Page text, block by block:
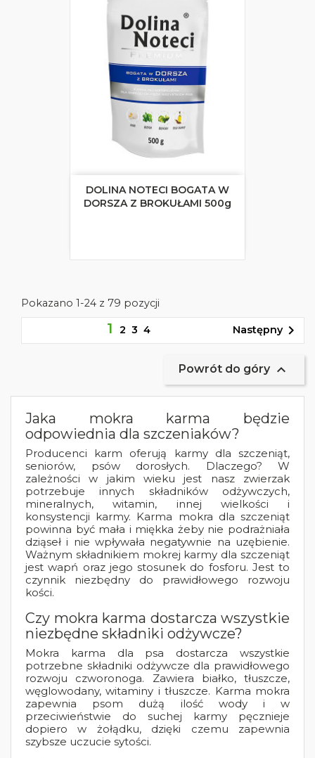
DOLINA NOTECI BOGATA W
DORSZA Z BROKUŁAMI 500g
Pokazano 1-24 z 79 pozycji
1 2 3 4 Następny
Powrót do góry 
Jaka mokra karma będzie
odpowiednia dla szczeniaków?
Producenci karm oferują karmy dla szczeniąt,
seniorów, psów dorosłych. Dlaczego? W
zależności w jakim wieku jest nasz zwierzak
potrzebuje innych składników odżywczych,
mineralnych, witamin, innej wielkości i
konsystencji karmy. Karma mokra dla szczeniąt
powinna być mała i miękka żeby nie podrażniała
dziąseł i nie wpływała negatywnie na uzębienie.
Ważnym składnikiem mokrej karmy dla szczeniąt
jest wapń oraz jego stosunek do fosforu. Jest to
czynnik niezbędny do prawidłowego rozwoju
kości.
Czy mokra karma dostarcza wszystkie
niezbędne składniki odżywcze?
Mokra karma dla psa dostarcza wszystkie
potrzebne składniki odżywcze dla prawidłowego
rozwoju czworonoga. Zawiera białko, tłuszcze,
węglowodany, witaminy i tłuszcze. Karma mokra
zapewnia psom dużą ilość wody i w
przeciwieństwie do suchej karmy pęcznieje
dopiero w żołądku, dzięki czemu zapewnia
szybsze uczucie sytości.